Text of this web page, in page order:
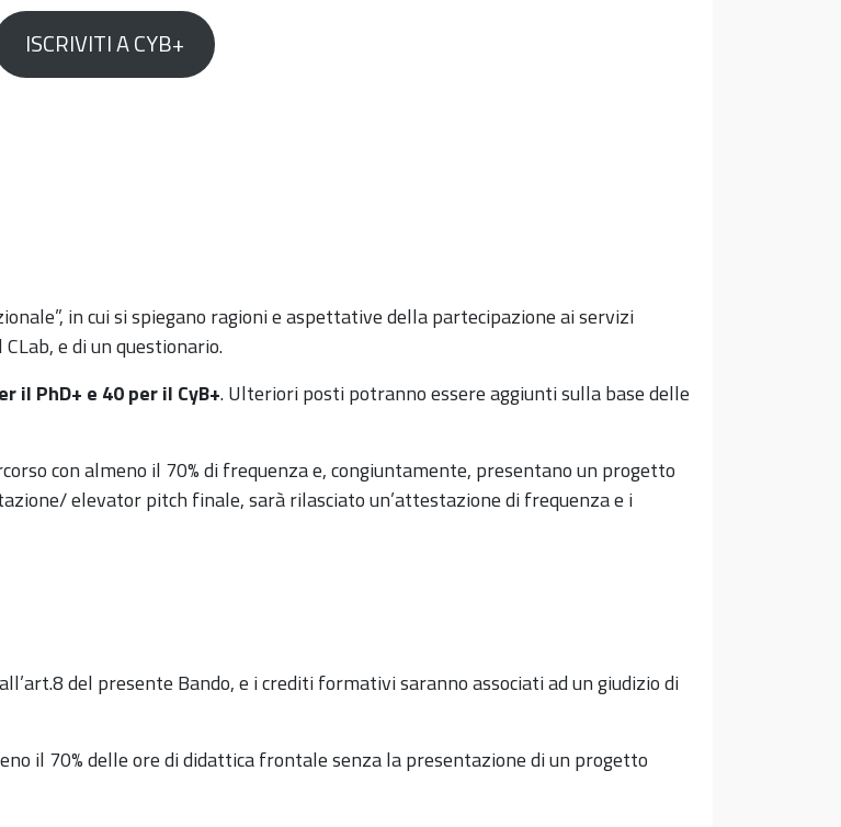
ISCRIVITI A CYB+
in cui si spiegano ragioni e aspettative della partecipazione ai servizi
e di un questionario.
il PhD+ e 40 per il CyB+. Ulteriori posti potranno essere aggiunti sulla base delle
con almeno il 70% di frequenza e, congiuntamente, presentano un progetto
elevator pitch finale, sarà rilasciato un’attestazione di frequenza e i
del presente Bando, e i crediti formativi saranno associati ad un giudizio di
il 70% delle ore di didattica frontale senza la presentazione di un progetto